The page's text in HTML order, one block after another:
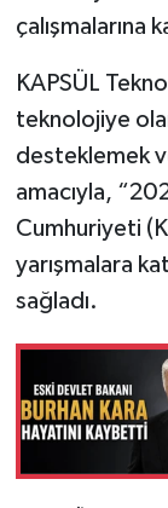
çalışmalarına
KAPSÜL
teknolojiye
desteklemek
amacıyla,
Cumhuriyeti
yarışmalara
sağladı.